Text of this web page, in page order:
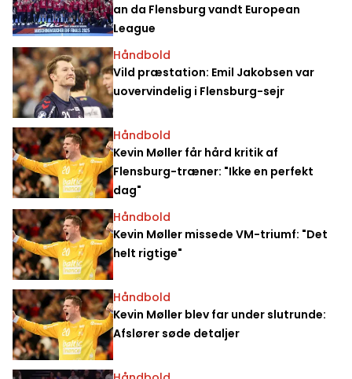
an da Flensburg vandt European
League
Håndbold
Vild præstation: Emil Jakobsen var
uovervindelig i Flensburg-sejr
Håndbold
Kevin Møller får hård kritik af
Flensburg-træner: "Ikke en perfekt
dag"
Håndbold
Kevin Møller missede VM-triumf: "Det
helt rigtige"
Håndbold
Kevin Møller blev far under slutrunde:
Afslører søde detaljer